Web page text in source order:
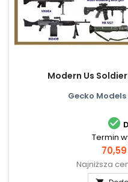
Modern Us
Gecko

Termin
Cena
70,59
Najniższa